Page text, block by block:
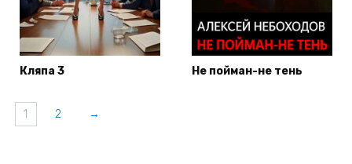
Кляпа 3 Не пойман-не тень
1 2 →